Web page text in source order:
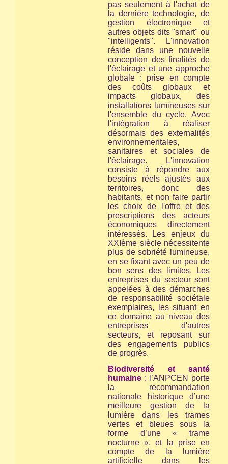
pas seulement à l'achat de
la dernière technologie, de
gestion électronique et
autres objets dits "smart" ou
"intelligents". L'innovation
réside dans une nouvelle
conception des finalités de
l'éclairage et une approche
globale : prise en compte
des coûts globaux et
impacts globaux, des
installations lumineuses sur
l'ensemble du cycle. Avec
l'intégration à réaliser
désormais des externalités
environnementales,
sanitaires et sociales de
l'éclairage. L'innovation
consiste à répondre aux
besoins réels ajustés aux
territoires, donc des
habitants, et non faire partir
les choix de l'offre et des
prescriptions des acteurs
économiques directement
intéressés. Les enjeux du
XXIème siècle nécessitente
plus de sobriété lumineuse,
en se fixant avec un peu de
bon sens des limites. Les
entreprises du secteur sont
appelées à des démarches
de responsabilité sociétale
exemplaires, les situant en
ce domaine au niveau des
entreprises d'autres
secteurs, et reposant sur
des engagements publics
de progrès.
Biodiversité et santé
humaine : l’ANPCEN porte
la recommandation
nationale historique d’une
meilleure gestion de la
lumière dans les trames
vertes et bleues sous la
forme d’une « trame
nocturne », et la prise en
compte de la lumière
artificielle dans les